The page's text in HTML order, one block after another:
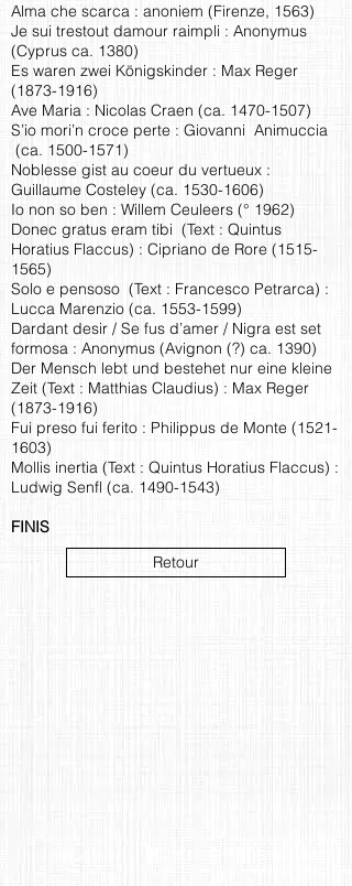
Alma che scarca : anoniem (Firenze, 1563)
Je sui trestout damour raimpli : Anonymus
(Cyprus ca. 1380)
Es waren zwei Königskinder : Max Reger
(1873-1916)
Ave Maria : Nicolas Craen (ca. 1470-1507)
S’io mori’n croce perte : Giovanni Animuccia
(ca. 1500-1571)
Noblesse gist au coeur du vertueux :
Guillaume Costeley (ca. 1530-1606)
Io non so ben : Willem Ceuleers (° 1962)
Donec gratus eram tibi (Text : Quintus
Horatius Flaccus) : Cipriano de Rore (1515-
1565)
Solo e pensoso (Text : Francesco Petrarca) :
Lucca Marenzio (ca. 1553-1599)
Dardant desir / Se fus d’amer / Nigra est set
formosa : Anonymus (Avignon (?) ca. 1390)
Der Mensch lebt und bestehet nur eine kleine
Zeit (Text : Matthias Claudius) : Max Reger
(1873-1916)
Fui preso fui ferito : Philippus de Monte (1521-
1603)
Mollis inertia (Text : Quintus Horatius Flaccus) :
Ludwig Senfl (ca. 1490-1543)
FINIS
Retour